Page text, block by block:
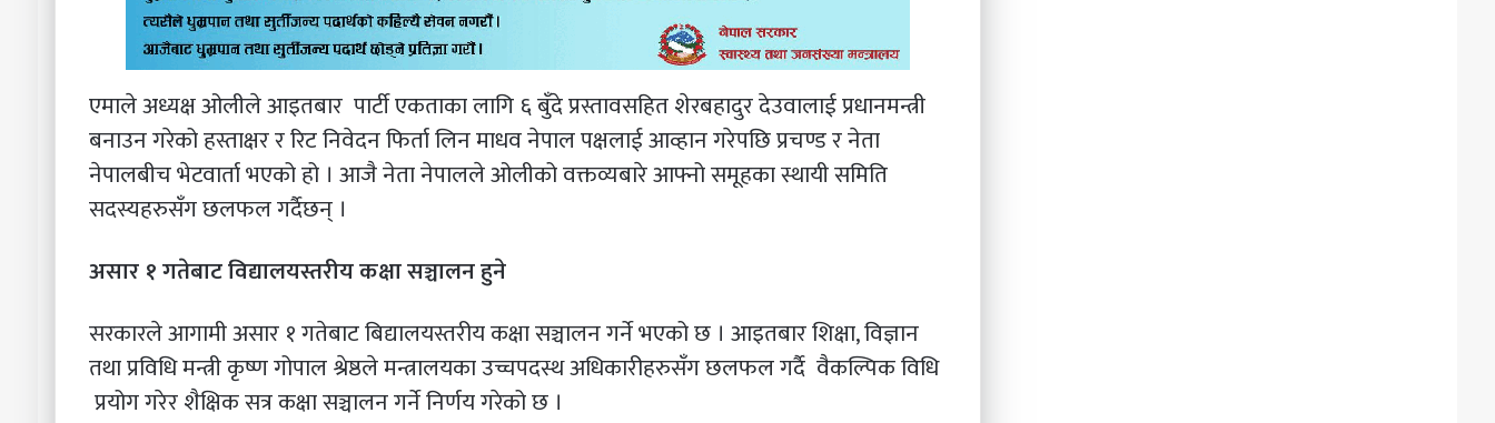
एमाले अध्यक्ष ओलीले आइतबार पार्टी एकताका लागि ६ बुँदे प्रस्तावसहित शेरबहादुर देउवालाई प्रधानमन्त्री
बनाउन गरेको हस्ताक्षर र रिट निवेदन फिर्ता लिन माधव नेपाल पक्षलाई आव्हान गरेपछि प्रचण्ड र नेता
नेपालबीच भेटवार्ता भएको हो । आजै नेता नेपालले ओलीको वक्तव्यबारे आफ्नो समूहका स्थायी समिति
सदस्यहरुसँग छलफल गर्दैछन् ।
असार १ गतेबाट विद्यालयस्तरीय कक्षा सञ्चालन हुने
सरकारले आगामी असार १ गतेबाट बिद्यालयस्तरीय कक्षा सञ्चालन गर्ने भएको छ । आइतबार शिक्षा, विज्ञान
तथा प्रविधि मन्त्री कृष्ण गोपाल श्रेष्ठले मन्त्रालयका उच्चपदस्थ अधिकारीहरुसँग छलफल गर्दै वैकल्पिक विधि
प्रयोग गरेर शैक्षिक सत्र कक्षा सञ्चालन गर्ने निर्णय गरेको छ ।